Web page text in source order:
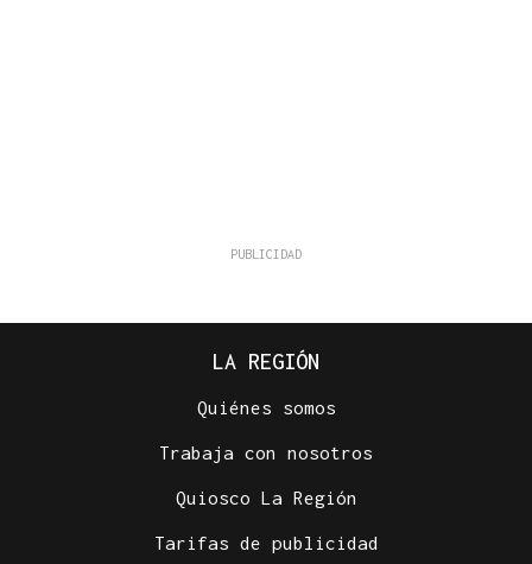
LA REGIÓN
Quiénes somos
Trabaja con nosotros
Quiosco La Región
Tarifas de publicidad